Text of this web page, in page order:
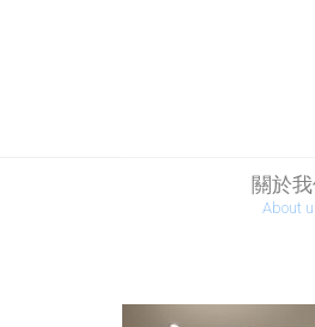
關於
About